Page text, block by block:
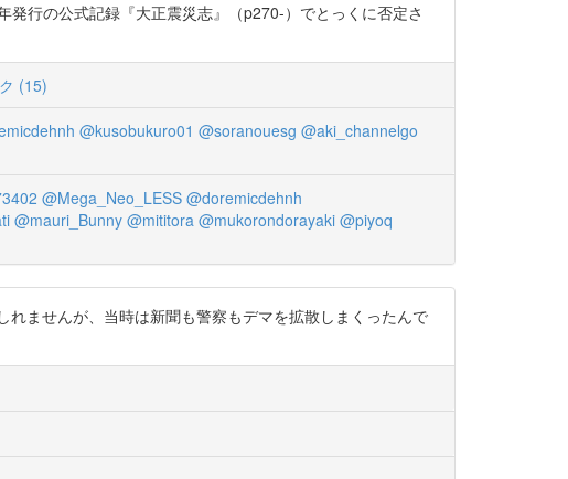
行の公式記録『大正震災志』（p270-）でとっくに否定さ
(15)
@kusobukuro01 @soranouesg @aki_channelgo
@Mega_Neo_LESS @doremicdehnh
@mauri_Bunny @mititora @mukorondorayaki @piyoq
ませんが、当時は新聞も警察もデマを拡散しまくったんで